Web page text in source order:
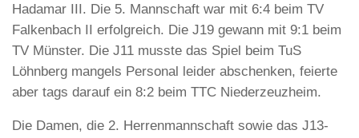
Hadamar III. Die 5. Mannschaft war mit 6:4 beim TV
Falkenbach II erfolgreich. Die J19 gewann mit 9:1 beim
TV Münster. Die J11 musste das Spiel beim TuS
Löhnberg mangels Personal leider abschenken, feierte
aber tags darauf ein 8:2 beim TTC Niederzeuzheim.
Die Damen, die 2. Herrenmannschaft sowie das J13-